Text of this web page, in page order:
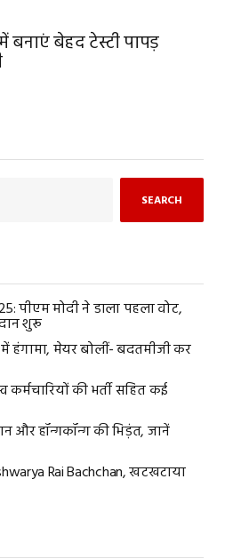
बेहद टेस्टी पापड़
SEARCH
पीएम मोदी ने डाला पहला वोट,
शुरू
मेयर बोलीं- बदतमीजी कर
कर्मचारियों की भर्ती सहित कई
और हॉन्गकॉन्ग की भिड़ंत, जानें
Rai Bachchan, खटखटाया